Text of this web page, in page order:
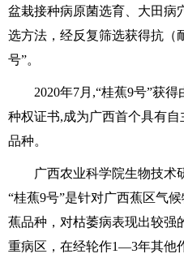
盆栽接种病原菌选育、大田病
选方法，经反复筛选获得抗（
号”。
2020年7月,“桂蕉9号”获得
种权证书,成为广西首个具有
品种。
广西农业科学院生物技术研
“桂蕉9号”是针对广西蕉区气
蕉品种，对枯萎病表现出较强
重病区，在经轮作1—3年其他